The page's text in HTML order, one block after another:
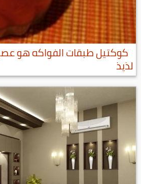
كوكتيل طبقات الفواكه هو
لذيذ